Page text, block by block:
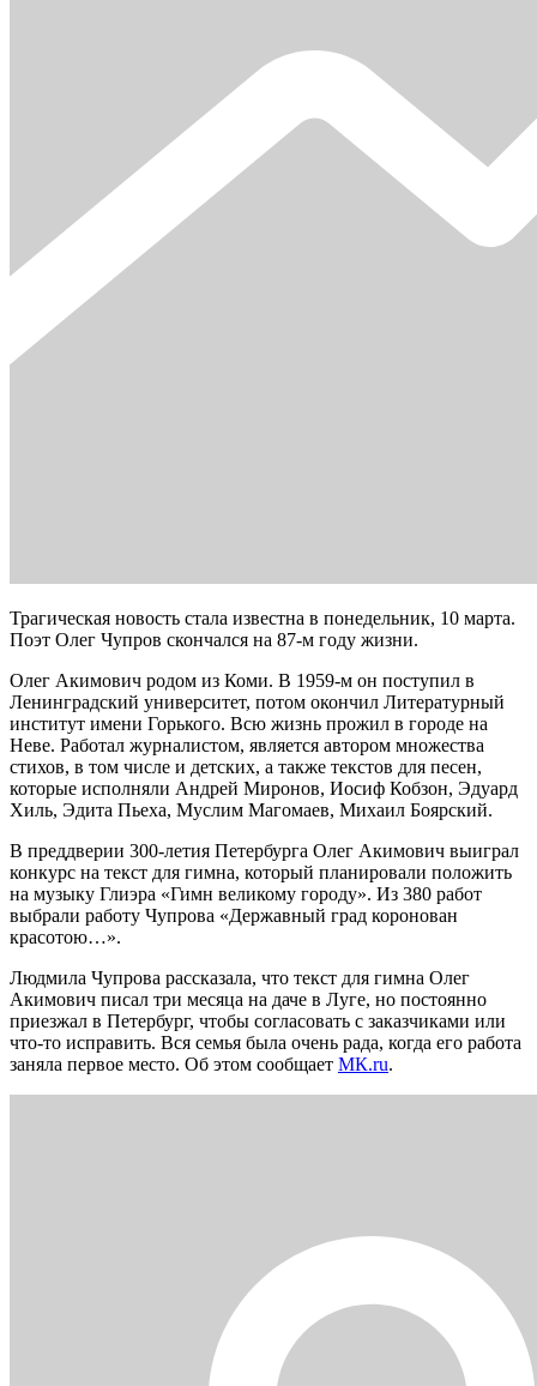
Трагическая новость стала известна в понедельник, 10 марта.
Поэт Олег Чупров скончался на 87-м году жизни.
Олег Акимович родом из Коми. В 1959-м он поступил в
Ленинградский университет, потом окончил Литературный
институт имени Горького. Всю жизнь прожил в городе на
Неве. Работал журналистом, является автором множества
стихов, в том числе и детских, а также текстов для песен,
которые исполняли Андрей Миронов, Иосиф Кобзон, Эдуард
Хиль, Эдита Пьеха, Муслим Магомаев, Михаил Боярский.
В преддверии 300-летия Петербурга Олег Акимович выиграл
конкурс на текст для гимна, который планировали положить
на музыку Глиэра «Гимн великому городу». Из 380 работ
выбрали работу Чупрова «Державный град коронован
красотою…».
Людмила Чупрова рассказала, что текст для гимна Олег
Акимович писал три месяца на даче в Луге, но постоянно
приезжал в Петербург, чтобы согласовать с заказчиками или
что-то исправить. Вся семья была очень рада, когда его работа
заняла первое место. Об этом сообщает МК.ru.